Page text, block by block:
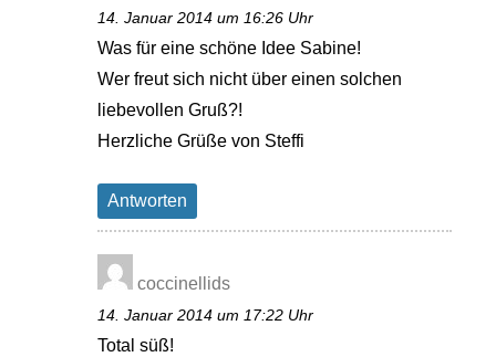
14. Januar 2014 um 16:26 Uhr
Was für eine schöne Idee Sabine!
Wer freut sich nicht über einen solchen
liebevollen Gruß?!
Herzliche Grüße von Steffi
Antworten
coccinellids
14. Januar 2014 um 17:22 Uhr
Total süß!